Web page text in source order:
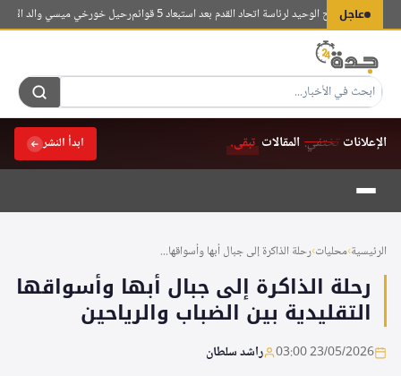
عاجل
المرشح الوحيد لرئاسة اتحاد القدم بعد استبعاد 5 قوائم رحيل خورخي ميسي والد الأسطورة
الإعلانات تختفي.المقالات تبقى. ابدأ النشر
التجاوز
المحتوى
الرئيسية›محليات›رحلة الذاكرة إلى جبال أبها وأسواقها...
رحلة الذاكرة إلى جبال أبها وأسواقها
التقليدية بين الضباب والرياحين
23/05/2026 03:00 راشد سلطان